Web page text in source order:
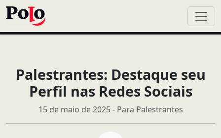
Palestrantes: Destaque seu
Perfil nas Redes Sociais
15 de maio de 2025 - Para Palestrantes